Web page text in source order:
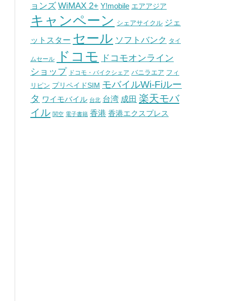
ョンズ WiMAX 2+ Y!mobile エアアジア
キャンペーン シェアサイクル ジェ
ットスター セール ソフトバンク タイ
ムセール ドコモ
ドコモオンライン
ショップ ドコモ・バイクシェア バニラエア フィ
リピン プリペイドSIM モバイルWi-Fiルー
タ ワイモバイル 台北 台湾 成田 楽天モバ
イル 関空 電子書籍 香港 香港エクスプレス